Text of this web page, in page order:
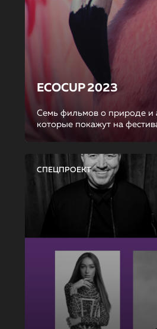
ECOCUP 2023
Семь фильмов о природе и
которые покажут на
СПЕЦПРОЕКТ